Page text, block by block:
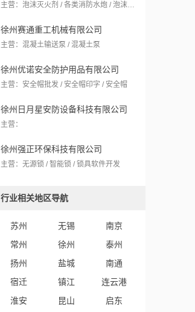
主营：泡沫灭火剂 / 各类消防水炮 / 泡沫灭火设备
徐州赛通重工机械有限公司
主营：混凝土输送泵 / 混凝土泵
徐州优诺安全防护用品有限公司
主营：安全帽批发 / 安全帽印字 / 安全帽
徐州日月星安防设备科技有限公司
主营：
徐州强正环保科技有限公司
主营：无源锁 / 智能锁 / 锁具软件开发
行业相关地区导航
苏州 无锡
南京
常州
徐州
泰州
扬州
盐城
南通
宿迁
镇江
连云港
淮安
昆山
启东